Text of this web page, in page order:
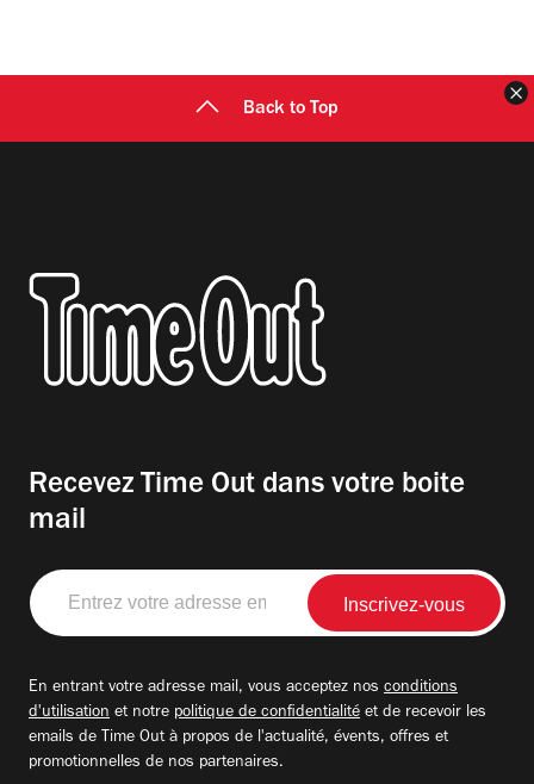
Back to Top
Recevez Time Out dans votre boite
mail
Entrez
votre
adresse
En entrant votre adresse mail, vous acceptez nos conditions
d'utilisation et notre politique de confidentialité et de recevoir les
emails de Time Out à propos de l'actualité, évents, offres et
promotionnelles de nos partenaires.